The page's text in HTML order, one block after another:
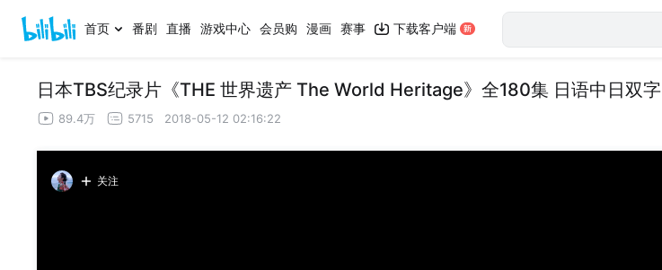
首页 番剧 直播 游戏中心 会员购 漫画 赛事 下载客户端
日本TBS纪录片《THE 世界遗产 The World Heritage》全180集 日语中日双字
89.4万 5715 2018-05-12 02:16:22
关注